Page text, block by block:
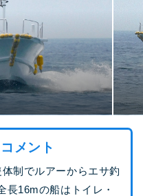
メント
制でルアーからエサ釣
長16mの船はトイレ・